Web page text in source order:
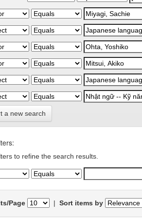
a new search
to refine the search results.
Page | Sort items by